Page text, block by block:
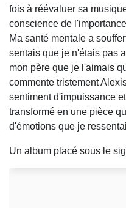
fois à réévaluer sa
conscience de
Ma santé mentale a
sentais que je n'étais pas
mon père que je l'aimais
commente tristement
sentiment d'impuissance
transformé en une pièce
d'émotions que je
Un album placé sous le